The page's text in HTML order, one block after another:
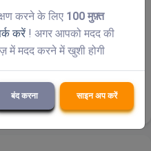
करने के लिए 100 मुफ़्त
करें ! अगर आपको मदद की
में मदद करने में खुशी होगी
बंद करना साइन अप करें